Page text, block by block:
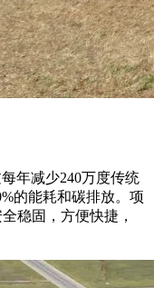
年减少240万度传统
的能耗和碳排放。项
稳固，方便快捷，